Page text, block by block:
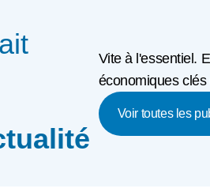
Vite à l'essentiel.
économiques
Voir toutes les